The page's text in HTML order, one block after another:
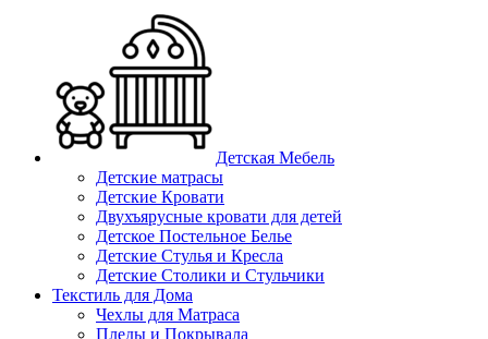
Детская Мебель
Детские матрасы
Детские Кровати
Двухъярусные кровати для детей
Детское Постельное Белье
Детские Стулья и Кресла
Детские Столики и Стульчики
Текстиль для Дома
Чехлы для Матраса
Пледы и Покрывала